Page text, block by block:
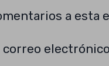
a esta